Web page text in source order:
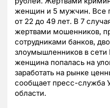
женщин и 5 мужчин. Все
от 22 до 49 лет. В 7
жертвами мошенников,
сотрудниками банков,
злоумышленников в сети
женщина попалась на
заработать на рынке
сообщает пресс-служба
области.